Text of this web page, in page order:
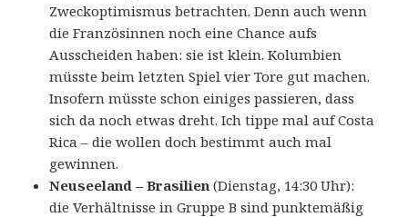
Zweckoptimismus betrachten. Denn auch wenn
die Französinnen noch eine Chance aufs
Ausscheiden haben: sie ist klein. Kolumbien
müsste beim letzten Spiel vier Tore gut machen.
Insofern müsste schon einiges passieren, dass
sich da noch etwas dreht. Ich tippe mal auf Costa
Rica – die wollen doch bestimmt auch mal
gewinnen.
Neuseeland – Brasilien (Dienstag, 14:30 Uhr):
die Verhältnisse in Gruppe B sind punktemäßig